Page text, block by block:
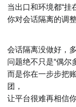
当出口和环境都“挂
你对会话隔离的调
会话隔离没做好，
问题绝不只是“偶尔
而是你在一步步把
团，
让平台很难再相信你